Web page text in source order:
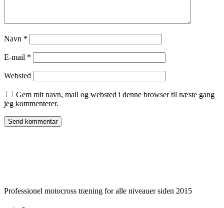
Navn *
E-mail *
Websted
Gem mit navn, mail og websted i denne browser til næste gang
jeg kommenterer.
Professionel motocross træning for alle niveauer siden 2015